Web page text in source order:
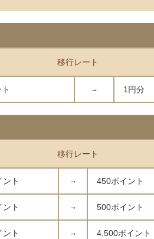
移行レート
→ 1円分
移行レート
ト → 450ポイント
ト → 500ポイント
ト → 4,500ポイント